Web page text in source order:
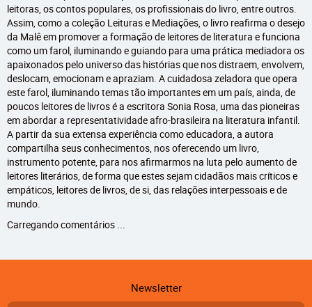
leitoras, os contos populares, os profissionais do livro, entre outros.
Assim, como a coleção Leituras e Mediações, o livro reafirma o desejo
da Malê em promover a formação de leitores de literatura e funciona
como um farol, iluminando e guiando para uma prática mediadora os
apaixonados pelo universo das histórias que nos distraem, envolvem,
deslocam, emocionam e apraziam. A cuidadosa zeladora que opera
este farol, iluminando temas tão importantes em um país, ainda, de
poucos leitores de livros é a escritora Sonia Rosa, uma das pioneiras
em abordar a representatividade afro-brasileira na literatura infantil.
A partir da sua extensa experiência como educadora, a autora
compartilha seus conhecimentos, nos oferecendo um livro,
instrumento potente, para nos afirmarmos na luta pelo aumento de
leitores literários, de forma que estes sejam cidadãos mais críticos e
empáticos, leitores de livros, de si, das relações interpessoais e de
mundo.
Carregando comentários ...
Newsletter